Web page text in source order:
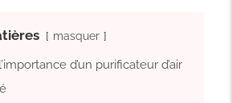
masquer
d’un purificateur d’air